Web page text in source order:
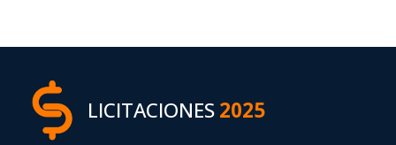
LICITACIONES2025